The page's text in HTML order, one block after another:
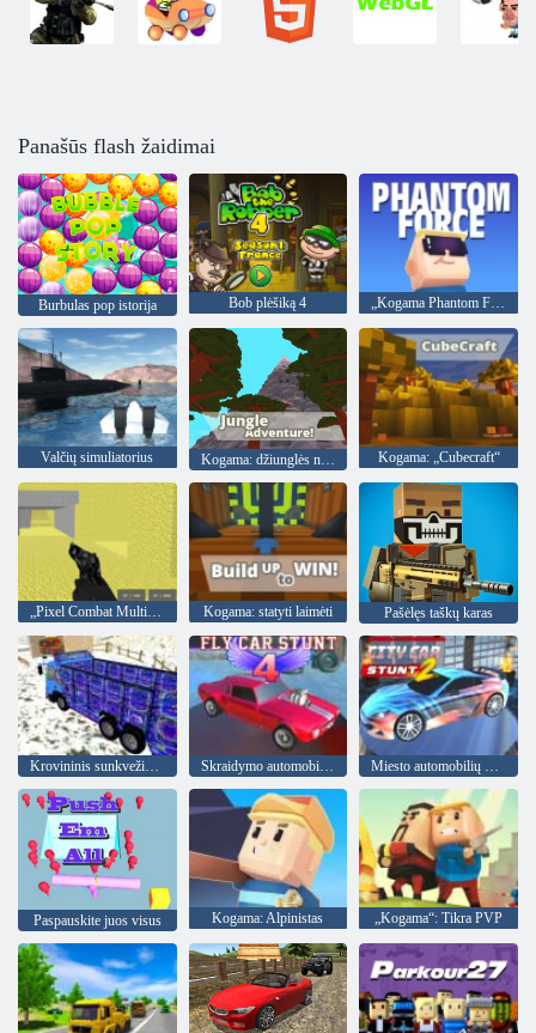
Panašūs flash žaidimai
Burbulas pop istorija Bob plėšiką 4 „Kogama Phantom Force“
Valčių simuliatorius Kogama: džiunglės nuotykis Kogama: „Cubecraft“
„Pixel Combat Multiplayer“ Kogama: statyti laimėti Pašėlęs taškų karas
Krovininis sunkvežimis 18 Skraidymo automobilių kaskadininkas 4 Miesto automobilių kaskadininkas 2
Paspauskite juos visus Kogama: Alpinistas „Kogama“: Tikra PVP